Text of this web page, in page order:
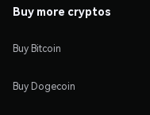
Buy more cryptos
Buy Bitcoin
Buy Dogecoin